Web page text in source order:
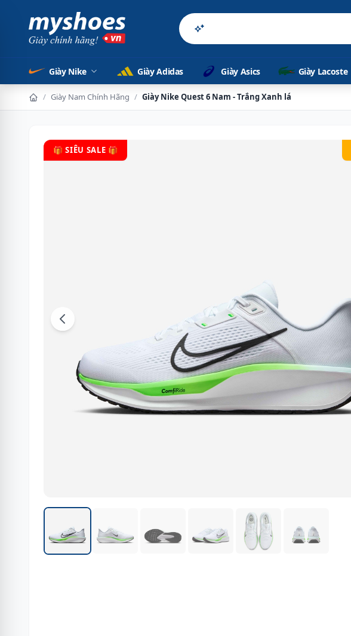
Sản phẩm chính hãn
Giày Nike Giày Adidas Giày Asics Giày Lacoste
/ Giày Nam Chính Hãng / Giày Nike Quest 6 Nam - Trắng Xanh lá
🎁 SIÊU SALE 🎁